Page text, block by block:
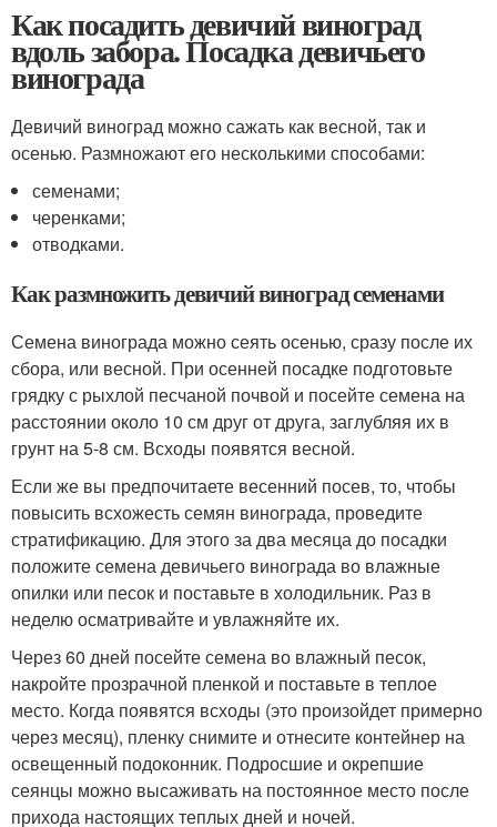
Как посадить девичий виноград
вдоль забора. Посадка девичьего
винограда
Девичий виноград можно сажать как весной, так и
осенью. Размножают его несколькими способами:
семенами;
черенками;
отводками.
Как размножить девичий виноград семенами
Семена винограда можно сеять осенью, сразу после их
сбора, или весной. При осенней посадке подготовьте
грядку с рыхлой песчаной почвой и посейте семена на
расстоянии около 10 см друг от друга, заглубляя их в
грунт на 5-8 см. Всходы появятся весной.
Если же вы предпочитаете весенний посев, то, чтобы
повысить всхожесть семян винограда, проведите
стратификацию. Для этого за два месяца до посадки
положите семена девичьего винограда во влажные
опилки или песок и поставьте в холодильник. Раз в
неделю осматривайте и увлажняйте их.
Через 60 дней посейте семена во влажный песок,
накройте прозрачной пленкой и поставьте в теплое
место. Когда появятся всходы (это произойдет примерно
через месяц), пленку снимите и отнесите контейнер на
освещенный подоконник. Подросшие и окрепшие
сеянцы можно высаживать на постоянное место после
прихода настоящих теплых дней и ночей.